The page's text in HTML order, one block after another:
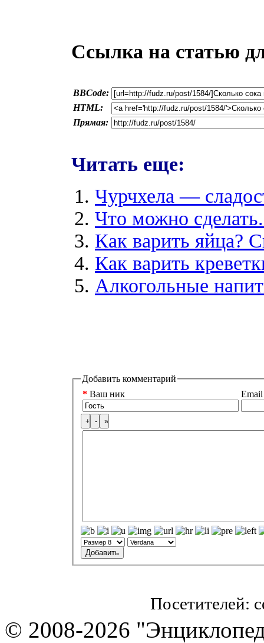
Ссылка на статью
BBCode:
HTML:
Прямая:
Читать еще:
Чурчхела —
Что можно
Как варить яйца?
Как варить
Алкогольные
Добавить комментарий
* Ваш ник Email
Посетителей:
© 2008-2026